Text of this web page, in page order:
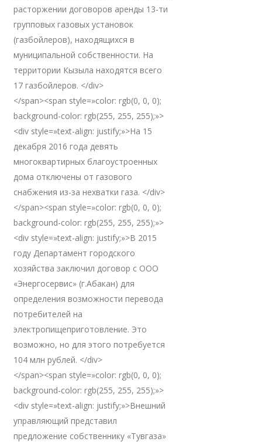
расторжении договоров аренды 13-ти
групповых газовых установок
(газбойлеров), находящихся в
муниципальной собственности. На
территории Кызыла находятся всего
17 газбойлеров. </div>
</span><span style=»color: rgb(0, 0, 0);
background-color: rgb(255, 255, 255);»>
<div style=»text-align: justify;»>На 15
декабря 2016 года девять
многоквартирных благоустроенных
дома отключены от газового
снабжения из-за нехватки газа. </div>
</span><span style=»color: rgb(0, 0, 0);
background-color: rgb(255, 255, 255);»>
<div style=»text-align: justify;»>В 2015
году Департамент городского
хозяйства заключил договор с ООО
«Энергосервис» (г.Абакан) для
определения возможности перевода
потребителей на
электропищеприготовление. Это
возможно, но для этого потребуется
104 млн рублей. </div>
</span><span style=»color: rgb(0, 0, 0);
background-color: rgb(255, 255, 255);»>
<div style=»text-align: justify;»>Внешний
управляющий представил
предложение собственнику «Тувгаза»